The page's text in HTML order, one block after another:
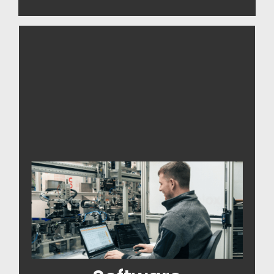
Technologien von Neura Robotics.
Unsere Expertise in der
Kameratechnologie umfasst 2D- &
3D-Bildverarbeitung, Vision Inspection
und Code-Reading mit dem „Who-is-
Who“ der Sensorik: Keyence, Cognex,
Zebra, Datalogic, Balluff, Wenglor und